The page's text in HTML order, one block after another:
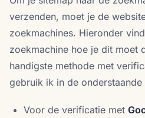
verzenden, moet je de
zoekmachines. Hieronder
zoekmachine hoe je dit moet
handigste methode met
gebruik ik in de onderstaande
Voor de verificatie met